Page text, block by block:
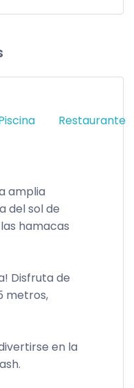
Restaurante
amplia
del sol de
hamacas
Disfruta de
metros,
en la